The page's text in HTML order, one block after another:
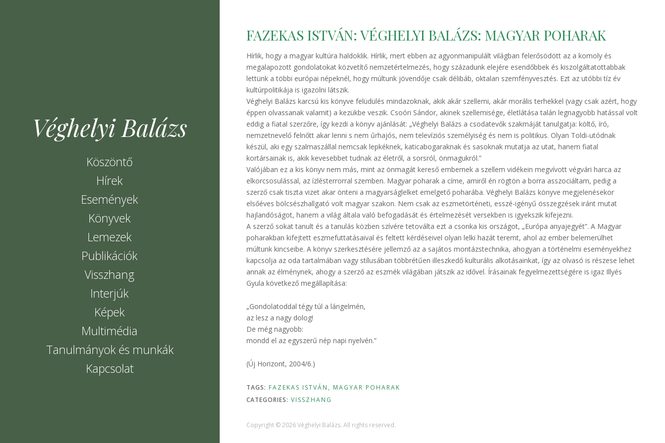
Véghelyi Balázs
Köszöntő
Hírek
Események
Könyvek
Lemezek
Publikációk
Visszhang
Interjúk
Képek
Multimédia
Tanulmányok és munkák
Kapcsolat
FAZEKAS ISTVÁN: VÉGHELYI BALÁZS: MAGYAR POHARAK
Hírlik, hogy a magyar kultúra haldoklik. Hírlik, mert ebben az agyonmanipulált világban felerősödött az a komoly és
megalapozott gondolatokat közvetítő nemzetértelmezés, hogy századunk elejére esendőbbek és kiszolgáltatottabbak
lettünk a többi európai népeknél, hogy múltunk jövendője csak délibáb, oktalan szemfényvesztés. Ezt az utóbbi tíz év
kultúrpolitikája is igazolni látszik.
Véghelyi Balázs karcsú kis könyve felüdülés mindazoknak, akik akár szellemi, akár morális terhekkel (vagy csak azért, hogy
éppen olvassanak valamit) a kezükbe veszik. Csoóri Sándor, akinek szellemisége, életlátása talán legnagyobb hatással volt
eddig a fiatal szerzőre, így kezdi a könyv ajánlását: „Véghelyi Balázs a csodatevők szakmáját tanulgatja: költő, író,
nemzetnevelő felnőtt akar lenni s nem űrhajós, nem televíziós személyiség és nem is politikus. Olyan Toldi-utódnak
készül, aki egy szalmaszállal nemcsak lepkéknek, katicabogaraknak és sasoknak mutatja az utat, hanem fiatal
kortársainak is, akik kevesebbet tudnak az életről, a sorsról, önmagukról.”
Valójában ez a kis könyv nem más, mint az önmagát kereső embernek a szellem vidékein megvívott végvári harca az
elkorcsosulással, az ízlésterrorral szemben. Magyar poharak a címe, amiről én rögtön a borra asszociáltam, pedig a
szerző csak tiszta vizet akar önteni a magyarságlelket emelgető poharába. Véghelyi Balázs könyve megjelenésekor
elsőéves bölcsészhallgató volt magyar szakon. Nem csak az eszmetörténeti, esszé-igényű összegzések iránt mutat
hajlandóságot, hanem a világ általa való befogadását és értelmezését versekben is igyekszik kifejezni.
A szerző sokat tanult és a tanulás közben szívére tetoválta ezt a csonka kis országot, „Európa anyajegyét”. A Magyar
poharakban kifejtett eszmefuttatásaival és feltett kérdéseivel olyan lelki hazát teremt, ahol az ember belemerülhet
múltunk kincseibe. A könyv szerkesztésére jellemző az a sajátos montázstechnika, ahogyan a történelmi eseményekhez
kapcsolja az oda tartalmában vagy stílusában többrétűen illeszkedő kulturális alkotásainkat, így az olvasó is részese lehet
annak az élménynek, ahogy a szerző az eszmék világában játszik az idővel. Írásainak fegyelmezettségére is igaz Illyés
Gyula következő megállapítása:
„Gondolatoddal tégy túl a lángelmén,
az lesz a nagy dolog!
De még nagyobb:
mondd el az egyszerű nép napi nyelvén.”
(Új Horizont, 2004/6.)
TAGS: FAZEKAS ISTVÁN , MAGYAR POHARAK
CATEGORIES: VISSZHANG
Copyright © 2026 Véghelyi Balázs. All rights reserved.